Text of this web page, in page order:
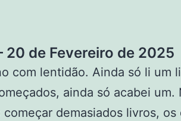
de Fevereiro de 2025
com lentidão. Ainda só li um
ainda só acabei um.
demasiados livros, os